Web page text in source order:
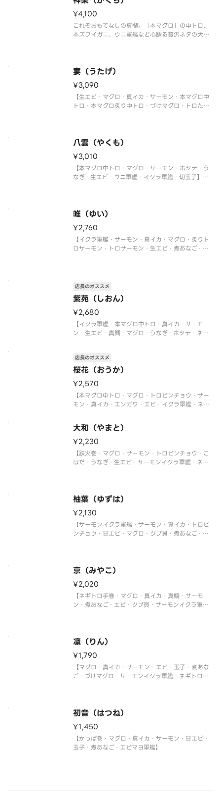
¥4,100
これぞおもてなしの真髄。「本マグロ」の中トロ、
本ズワイガニ、ウニ軍艦など心躍る贅沢ネタの大集
軍艦・イクラ軍艦・切玉子】
宴（うたげ）
¥3,090
【生エビ・マグロ・真イカ・サーモン・本マグロ中
トロ・本マグロ炙り中トロ・づけマグロ・トロたく
八雲（やくも）
¥3,010
【本マグロ中トロ・マグロ・サーモン・ホタテ・う
なぎ・生エビ・ウニ軍艦・イクラ軍艦・切玉子】
唯（ゆい）
¥2,760
【イクラ軍艦・サーモン・真イカ・マグロ・炙りト
ロサーモン・トロサーモン・生エビ・煮あなご・炙
紫苑（しおん）
店長のオススメ
¥2,680
【イクラ軍艦・本マグロ中トロ・真イカ・サーモ
ン・生エビ・真鯛・マグロ・うなぎ・ホタテ・ネギ
桜花（おうか）
店長のオススメ
¥2,570
【本マグロ中トロ・マグロ・トロビンチョウ・サー
モン・真イカ・エンガワ・エビ・イクラ軍艦・ネギ
〈本マグロ中トロ使用〉
大和（やまと）
¥2,230
【鉄火巻・マグロ・サーモン・トロビンチョウ・こ
はだ・うなぎ・生エビ・サーモンイクラ軍艦・ネギ
柚葉（ゆずは）
¥2,130
【サーモンイクラ軍艦・サーモン・真イカ・トロビ
ンチョウ・甘エビ・マグロ・ツブ貝・煮あなご・ネ
京（みやこ）
¥2,020
【ネギトロ手巻・マグロ・真イカ・真鯛・サーモ
ン・煮あなご・エビ・ツブ貝・サーモンイクラ軍
凛（りん）
¥1,790
【マグロ・真イカ・サーモン・エビ・玉子・煮あな
ご・づけマグロ・サーモンイクラ軍艦・ネギトロ軍
初音（はつね）
¥1,450
【かっぱ巻・マグロ・真イカ・サーモン・甘エビ・
玉子・煮あなご・エビマヨ軍艦】